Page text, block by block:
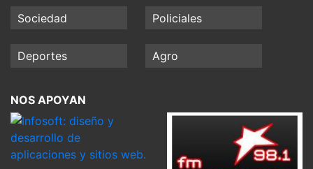
Sociedad Policiales
Deportes Agro
NOS APOYAN